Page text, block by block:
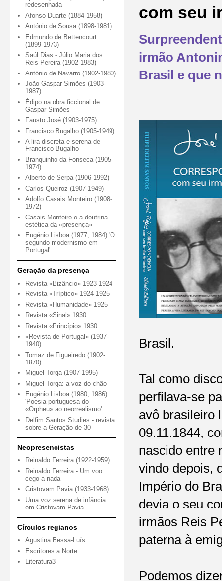
com seu
irmão
Brasil e que
Brasil.
Tal como
perfilava-se
avô brasileiro
09.11.1844,
nascido entre
vindo depois,
Império do
devia o seu
irmãos Reis
paterna à
Podemos
redesenhada
Afonso Duarte (1884-1958)
António de Sousa (1898-1981)
Edmundo de Bettencourt
(1899-1973)
Saúl Dias - Júlio Maria dos
Reis Pereira (1902-1983)
António de Navarro (1902-1980)
João Gaspar Simões (1903-
1987)
Édipo na obra ficcional de
Gaspar Simões
Fausto José (1903-1975)
Francisco Bugalho (1905-1949)
A lira discreta e serena de
Francisco Bugalho
Branquinho da Fonseca (1905-
1974)
Alberto de Serpa (1906-1992)
Carlos Queiroz (1907-1949)
Adolfo Casais Monteiro (1908-
1972)
Casais Monteiro e a doutrina
estética da «presença»
Eugénio Lisboa (1977, 1984) 'O
segundo modernismo em
Portugal'
Geração da presença
Revista «Bizâncio» 1923-1924
Revista «Tríptico» 1924-1925
Revista «Humanidade» 1925
Revista «Sinal» 1930
Revista «Princípio» 1930
«Revista de Portugal» (1937-
1940)
Tomaz de Figueiredo (1902-
1970)
Miguel Torga (1907-1995)
Miguel Torga: a voz do chão
Eugénio Lisboa (1980, 1986)
'Poesia portuguesa do
«Orpheu» ao neorrealismo'
Delfim Santos Studies - revista
sobre a Geração de 30
Neopresencistas
Reinaldo Ferreira (1922-1959)
Reinaldo Ferreira - Um voo
cego a nada
Cristovam Pavia (1933-1968)
Uma voz serena de infância
em Cristovam Pavia
Círculos regianos
Agustina Bessa-Luís
Escritores a Norte
Literatura3